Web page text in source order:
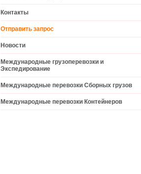
Контакты
Отправить запрос
Новости
Международные грузоперевозки и
Экспедирование
Международные перевозки Cборных грузов
Международные перевозки Контейнеров